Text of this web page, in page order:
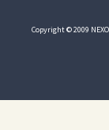
Copyright © 2009